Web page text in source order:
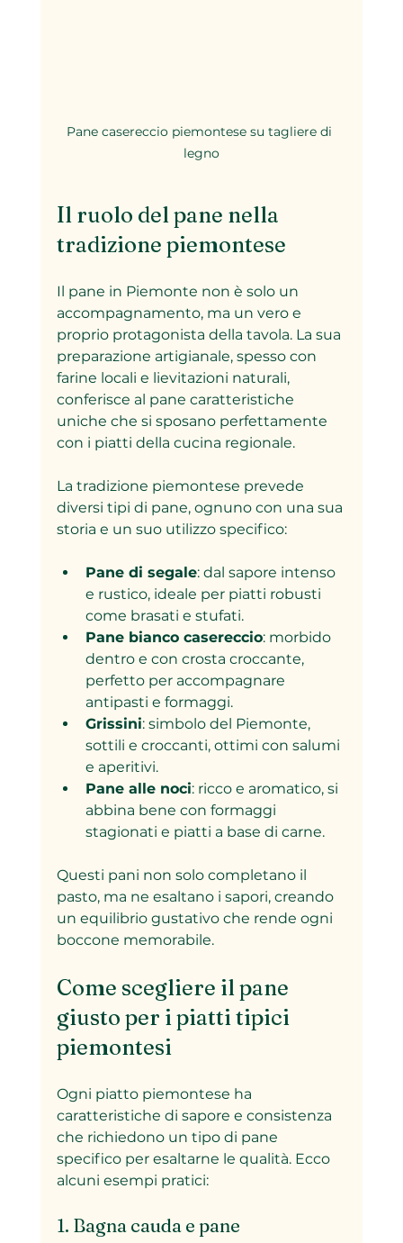
Pane casereccio piemontese su tagliere di
legno
Il ruolo del pane nella
tradizione piemontese
Il pane in Piemonte non è solo un
accompagnamento, ma un vero e
proprio protagonista della tavola. La sua
preparazione artigianale, spesso con
farine locali e lievitazioni naturali,
conferisce al pane caratteristiche
uniche che si sposano perfettamente
con i piatti della cucina regionale.
La tradizione piemontese prevede
diversi tipi di pane, ognuno con una sua
storia e un suo utilizzo specifico:
Pane di segale: dal sapore intenso
e rustico, ideale per piatti robusti
come brasati e stufati.
Pane bianco casereccio: morbido
dentro e con crosta croccante,
perfetto per accompagnare
antipasti e formaggi.
Grissini: simbolo del Piemonte,
sottili e croccanti, ottimi con salumi
e aperitivi.
Pane alle noci: ricco e aromatico, si
abbina bene con formaggi
stagionati e piatti a base di carne.
Questi pani non solo completano il
pasto, ma ne esaltano i sapori, creando
un equilibrio gustativo che rende ogni
boccone memorabile.
Come scegliere il pane
giusto per i piatti tipici
piemontesi
Ogni piatto piemontese ha
caratteristiche di sapore e consistenza
che richiedono un tipo di pane
specifico per esaltarne le qualità. Ecco
alcuni esempi pratici:
1. Bagna cauda e pane